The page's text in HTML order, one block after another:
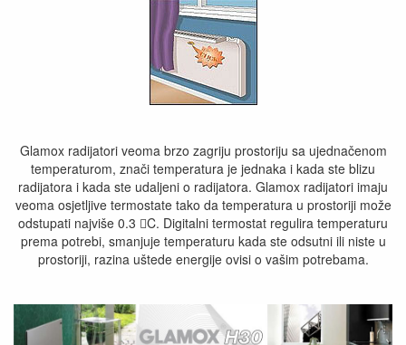
Glamox radijatori veoma brzo zagriju prostoriju sa ujednačenom
temperaturom, znači temperatura je jednaka i kada ste blizu
radijatora i kada ste udaljeni o radijatora. Glamox radijatori imaju
veoma osjetljive termostate tako da temperatura u prostoriji može
odstupati najviše 0.3 C. Digitalni termostat regulira temperaturu
prema potrebi, smanjuje temperaturu kada ste odsutni ili niste u
prostoriji, razina uštede energije ovisi o vašim potrebama.